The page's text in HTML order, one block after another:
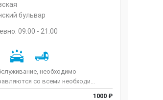
бульвар
09:00 - 21:00
необходимо
со всеми необходи...
1000 ₽